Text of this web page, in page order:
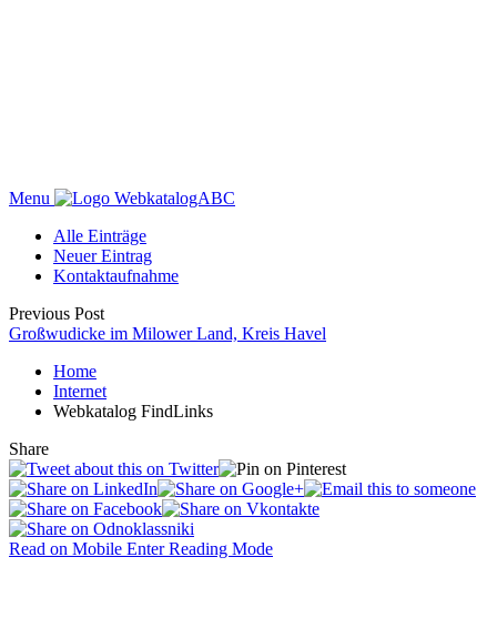
Menu
WebkatalogABC
Alle Einträge
Neuer Eintrag
Kontaktaufnahme
Previous Post
Großwudicke im Milower Land, Kreis Havel
Home
Internet
Webkatalog FindLinks
Share
Read on Mobile Enter Reading Mode